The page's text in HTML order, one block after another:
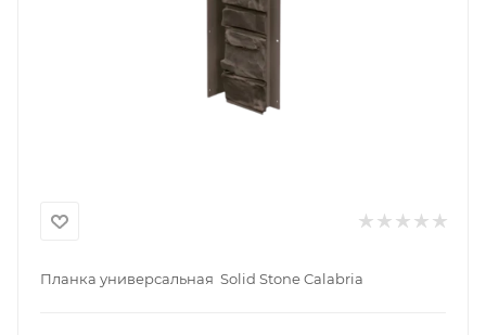
Планка универсальная Solid Stone Calabria